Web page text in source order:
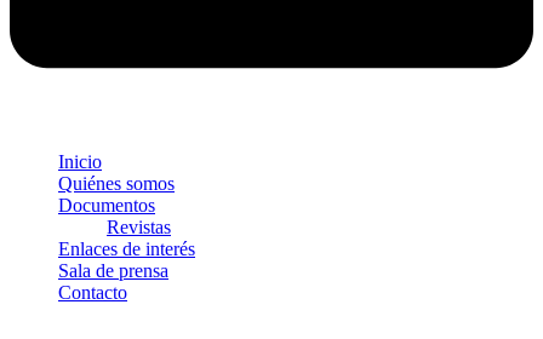
Inicio
Quiénes somos
Documentos
Revistas
Enlaces de interés
Sala de prensa
Contacto